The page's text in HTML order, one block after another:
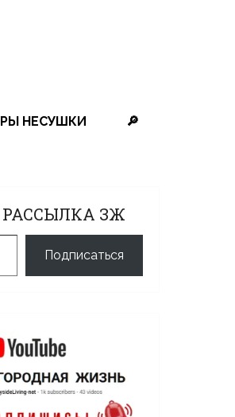
НЕСУШКИ 🔎
ЗЖ
Подписаться